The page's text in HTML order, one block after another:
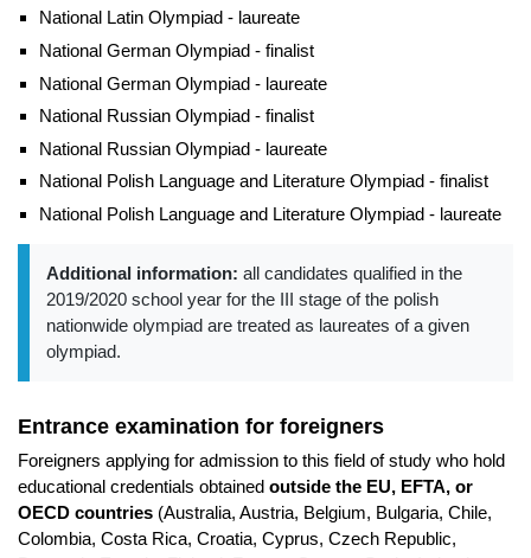
National Latin Olympiad - laureate
National German Olympiad - finalist
National German Olympiad - laureate
National Russian Olympiad - finalist
National Russian Olympiad - laureate
National Polish Language and Literature Olympiad - finalist
National Polish Language and Literature Olympiad - laureate
Additional information: all candidates qualified in the
2019/2020 school year for the III stage of the polish
nationwide olympiad are treated as laureates of a given
olympiad.
Entrance examination for foreigners
Foreigners applying for admission to this field of study who hold
educational credentials obtained outside the EU, EFTA, or
OECD countries (Australia, Austria, Belgium, Bulgaria, Chile,
Colombia, Costa Rica, Croatia, Cyprus, Czech Republic,